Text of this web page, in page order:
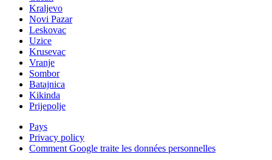
Kraljevo
Novi Pazar
Leskovac
Uzice
Krusevac
Vranje
Sombor
Batajnica
Kikinda
Prijepolje
Pays
Privacy policy
Comment Google traite les données personnelles